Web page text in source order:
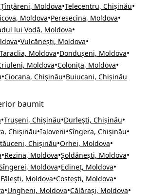
Țînțăreni, Moldova•Telecentru, Chișinău•
Moldova•Peresecina, Moldova•
lui Vodă, Moldova•
•Vulcănești, Moldova•
Taraclia, Moldova•Dondușeni, Moldova•
Moldova•Colonița, Moldova•
•Ciocana, Chișinău•Buiucani, Chișinău
baumit
•Trușeni, Chișinău•Durlești, Chișinău•
Chișinău•Ialoveni•Sîngera, Chișinău•
Chișinău•Orhei, Moldova•
•Rezina, Moldova•Șoldănești, Moldova•
Moldova•Edineț, Moldova•
Fălești, Moldova•Costești, Moldova•
•Ungheni, Moldova•Călărași, Moldova•